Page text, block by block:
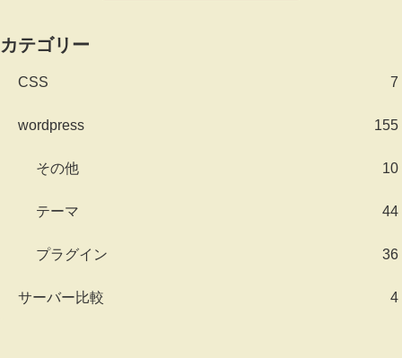
カテゴリー
CSS 7
wordpress 155
その他 10
テーマ 44
プラグイン 36
サーバー比較 4